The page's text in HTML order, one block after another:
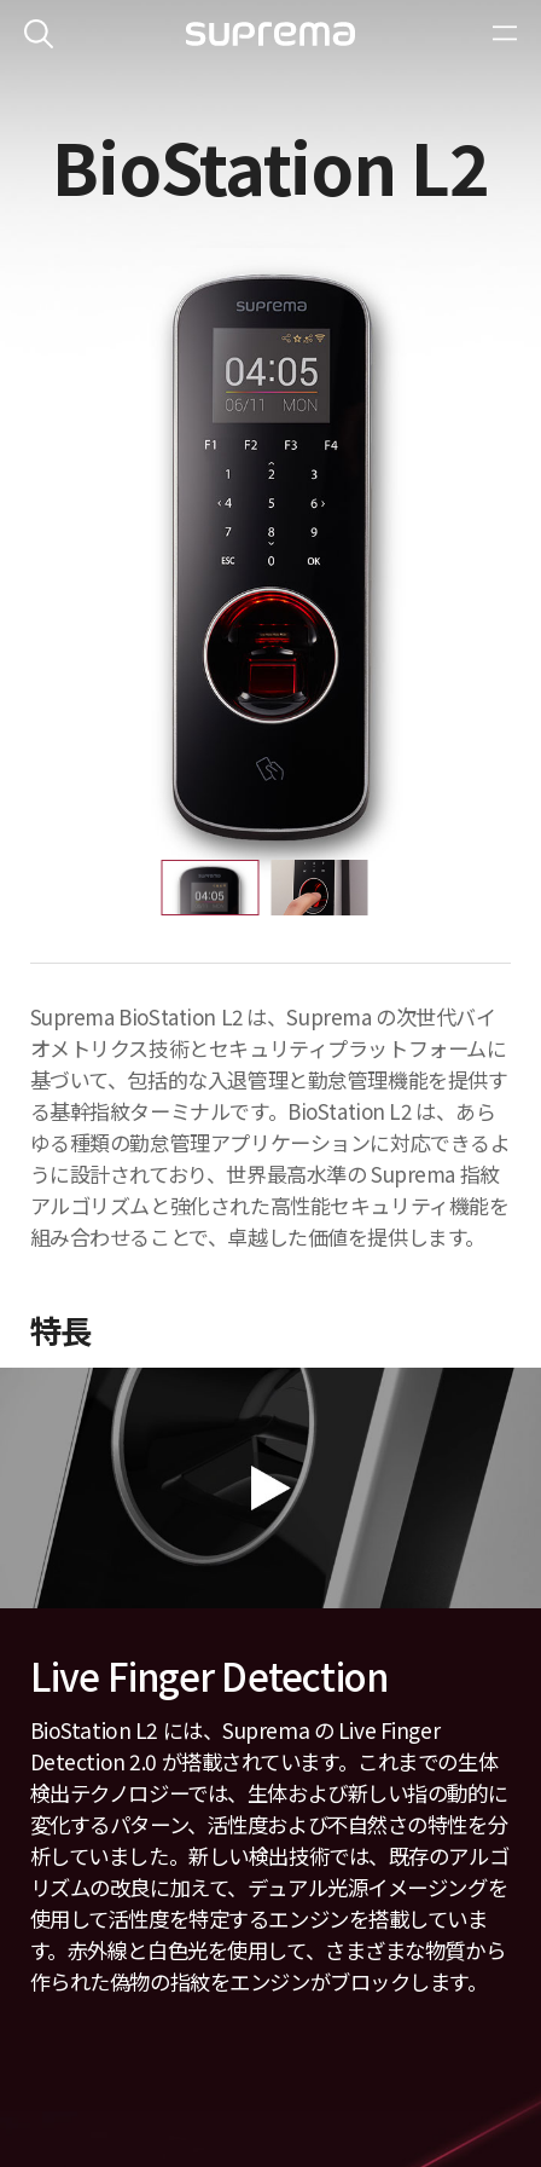
BioStation L2
Suprema BioStation L2 は、Suprema の次世代バイ
オメトリクス技術とセキュリティプラットフォームに
基づいて、包括的な入退管理と勤怠管理機能を提供す
る基幹指紋ターミナルです。BioStation L2 は、あら
ゆる種類の勤怠管理アプリケーションに対応できるよ
うに設計されており、世界最高水準の Suprema 指紋
アルゴリズムと強化された高性能セキュリティ機能を
組み合わせることで、卓越した価値を提供します。
特長
Live Finger Detection
BioStation L2 には、Suprema の Live Finger
Detection 2.0 が搭載されています。これまでの生体
検出テクノロジーでは、生体および新しい指の動的に
変化するパターン、活性度および不自然さの特性を分
析していました。新しい検出技術では、既存のアルゴ
リズムの改良に加えて、デュアル光源イメージングを
使用して活性度を特定するエンジンを搭載していま
す。赤外線と白色光を使用して、さまざまな物質から
作られた偽物の指紋をエンジンがブロックします。